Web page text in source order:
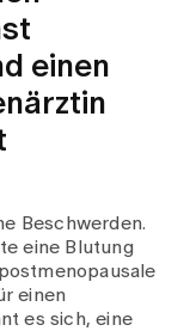
einen
Beschwerden.
eine Blutung
einen
es sich, eine